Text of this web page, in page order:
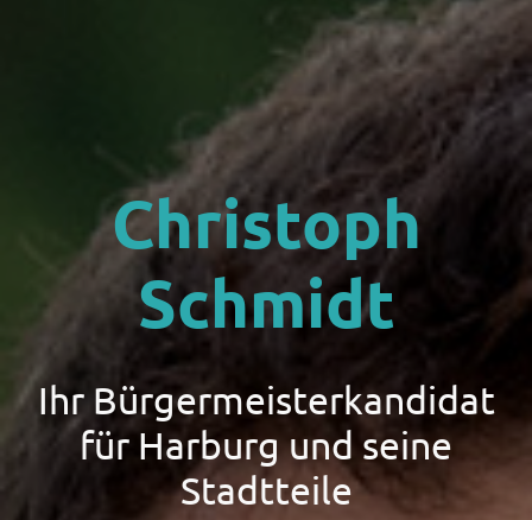
Christoph
Schmidt
Ihr Bürgermeisterkandidat
für Harburg und seine
Stadtteile